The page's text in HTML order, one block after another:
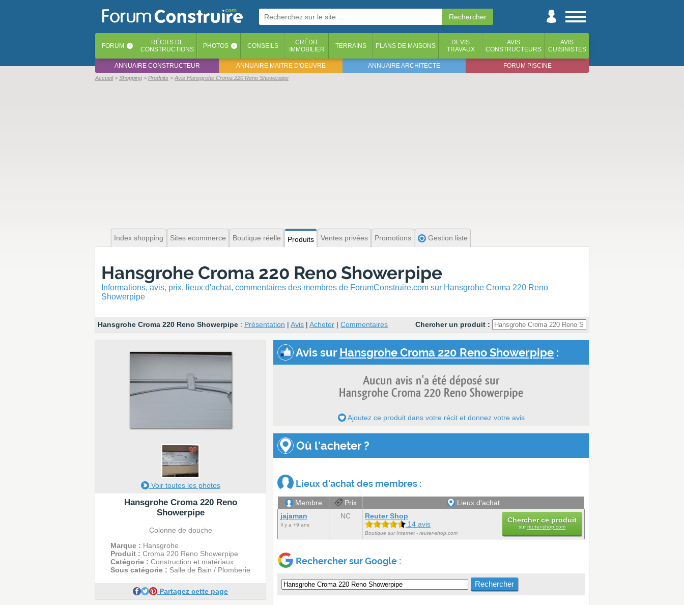
FORUM ‹ RÉCITS DE
CONSTRUCTIONS
PHOTOS ‹ CONSEILS
CRÉDIT
IMMOBILIER
TERRAINS PLANS DE MAISONS
DEVIS
TRAVAUX
AVIS
CONSTRUCTEURS
AVIS
CUISINISTES
ANNUAIRE CONSTRUCTEUR ANNUAIRE MAITRE D'OEUVRE ANNUAIRE ARCHITECTE FORUM PISCINE
Accueil Shopping Produits Avis Hansgrohe Croma 220 Reno Showerpipe
Index shopping Sites ecommerce Boutique réelle Produits Ventes privées Promotions Gestion liste
Hansgrohe Croma 220 Reno Showerpipe
Informations, avis, prix, lieux d'achat, commentaires des membres de ForumConstruire.com sur Hansgrohe Croma 220 Reno
Showerpipe
Hansgrohe Croma 220 Reno Showerpipe : Présentation | Avis | Acheter | Commentaires Chercher un produit :
1
Voir toutes les photos
Hansgrohe Croma 220 Reno
Showerpipe
Colonne de douche
Marque : Hansgrohe
Produit : Croma 220 Reno Showerpipe
Catégorie : Construction et matériaux
Sous catégorie : Salle de Bain / Plomberie
Partagez cette page
AvissurHansgrohe Croma 220 Reno Showerpipe :
Aucun avis n'a été déposé sur
Hansgrohe Croma 220 Reno Showerpipe
Ajoutez ce produit dans votre récit et donnez votre avis
Où l'acheter ?
Lieux d'achat des membres :
Membre Prix
Lieux d'achat
jajaman
Il y a +9 ans
NC
Reuter Shop
14 avis
Boutique sur Internet - reuter-shop.com
Chercher ce produit
surreuter-shop.com
Rechercher sur Google :